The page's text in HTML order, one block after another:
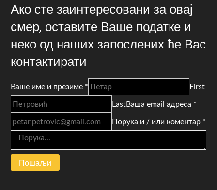
Ако сте заинтересовани за овај
смер, оставите Ваше податке и
неко од наших запослених ће Вас
контактирати
Ваше име и презиме * First
LastВаша email адреса *
Порука и / или коментар *
Пошаљи